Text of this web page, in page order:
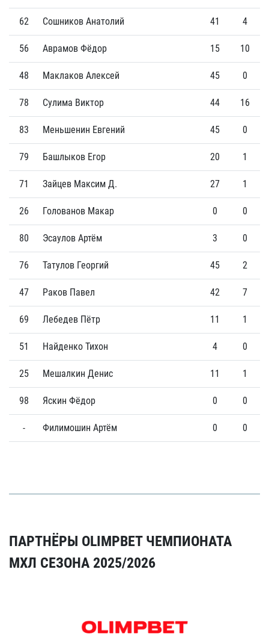
62 Сошников Анатолий 41 4
56 Аврамов Фёдор 15 10
48 Маклаков Алексей 45 0
78 Сулима Виктор 44 16
83 Меньшенин Евгений 45 0
79 Башлыков Егор 20 1
71 Зайцев Максим Д. 27 1
26 Голованов Макар 0 0
80 Эсаулов Артём 3 0
76 Татулов Георгий 45 2
47 Раков Павел 42 7
69 Лебедев Пётр 11 1
51 Найденко Тихон 4 0
25 Мешалкин Денис 11 1
98 Яскин Фёдор 0 0
- Филимошин Артём 0 0
ПАРТНЁРЫ OLIMPBET ЧЕМПИОНАТА
МХЛ СЕЗОНА 2025/2026